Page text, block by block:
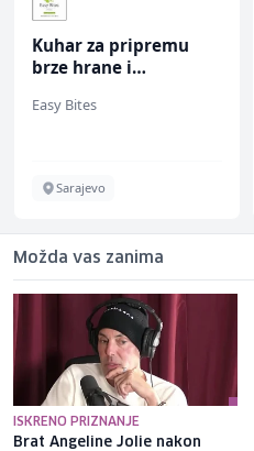
Kuhar za pripremu
brze hrane i
ž)
Easy Bites
Sarajevo
Možda vas zanima
ISKRENO PRIZNANJE
Brat Angeline Jolie nakon